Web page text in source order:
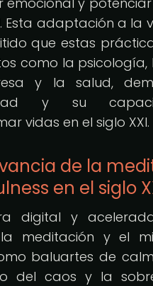
Esta adaptación a la
que estas
como la psicología,
y la salud,
y su
vidas en el siglo XXI.
de la
en el siglo
digital y
la meditación y el
baluartes de
del caos y la